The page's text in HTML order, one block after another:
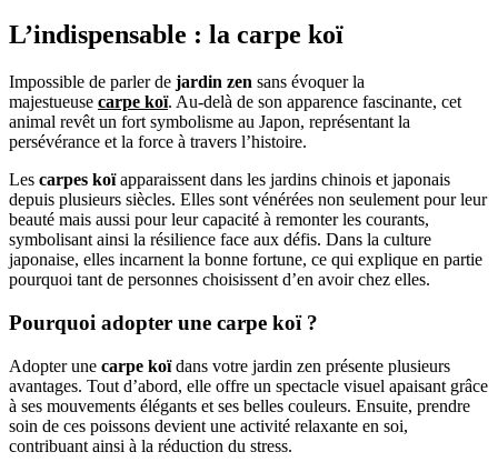
L’indispensable : la carpe koï
Impossible de parler de jardin zen sans évoquer la
majestueuse carpe koï. Au-delà de son apparence fascinante, cet
animal revêt un fort symbolisme au Japon, représentant la
persévérance et la force à travers l’histoire.
Les carpes koïapparaissent dans les jardins chinois et japonais
depuis plusieurs siècles. Elles sont vénérées non seulement pour leur
beauté mais aussi pour leur capacité à remonter les courants,
symbolisant ainsi la résilience face aux défis. Dans la culture
japonaise, elles incarnent la bonne fortune, ce qui explique en partie
pourquoi tant de personnes choisissent d’en avoir chez elles.
Pourquoi adopter une carpe koï ?
Adopter une carpe koïdans votre jardin zen présente plusieurs
avantages. Tout d’abord, elle offre un spectacle visuel apaisant grâce
à ses mouvements élégants et ses belles couleurs. Ensuite, prendre
soin de ces poissons devient une activité relaxante en soi,
contribuant ainsi à la réduction du stress.